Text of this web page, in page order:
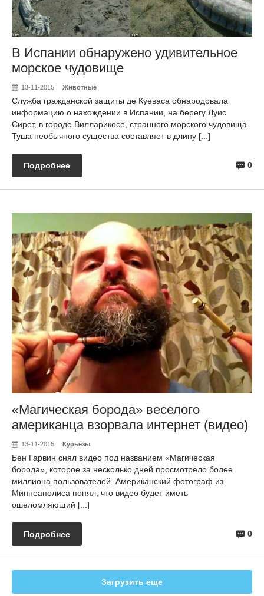
В Испании обнаружено удивительное
морское чудовище
13-11-2015 Животные
Служба гражданской защиты де Куеваса обнародовала
информацию о нахождении в Испании, на берегу Луис
Сирет, в городе Вилларикосе, странного морского чудовища.
Туша необычного существа составляет в длину [...]
0
Подробнее
«Магическая борода» веселого
американца взорвала интернет (видео)
13-11-2015 Курьёзы
Бен Гарвин снял видео под названием «Магическая
борода», которое за несколько дней просмотрело более
миллиона пользователей. Американский фотограф из
Миннеаполиса понял, что видео будет иметь
ошеломляющий [...]
0
Подробнее
Загрузить еще